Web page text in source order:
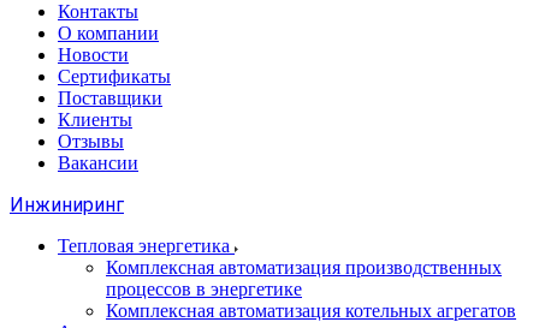
Контакты
О компании
Новости
Сертификаты
Поставщики
Клиенты
Отзывы
Вакансии
Инжиниринг
Тепловая энергетика
Комплексная автоматизация производственных
процессов в энергетике
Комплексная автоматизация котельных агрегатов